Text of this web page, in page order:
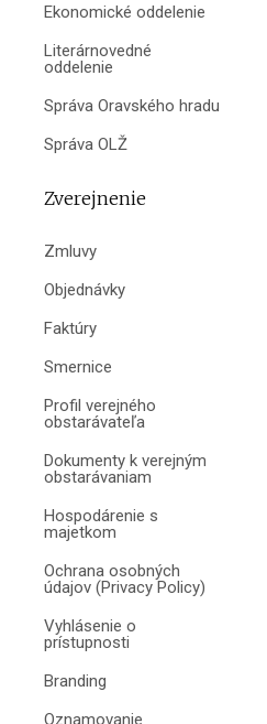
Ekonomické oddelenie
Literárnovedné
oddelenie
Správa Oravského hradu
Správa OLŽ
Zverejnenie
Zmluvy
Objednávky
Faktúry
Smernice
Profil verejného
obstarávateľa
Dokumenty k verejným
obstarávaniam
Hospodárenie s
majetkom
Ochrana osobných
údajov (Privacy Policy)
Vyhlásenie o
prístupnosti
Branding
Oznamovanie